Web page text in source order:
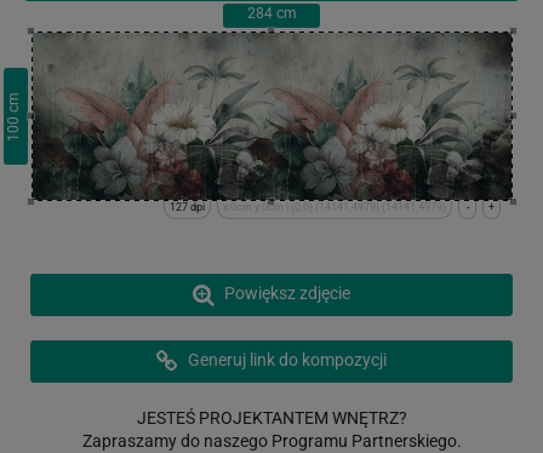
284cm
100
cm
+
-
x:0cm y:0cm | (0,0) (14141,4979) (14141,4979)
127 dpi
Powiększ zdjęcie
Generuj link do kompozycji
JESTEŚ PROJEKTANTEM WNĘTRZ?
Zapraszamy do naszego Programu Partnerskiego.